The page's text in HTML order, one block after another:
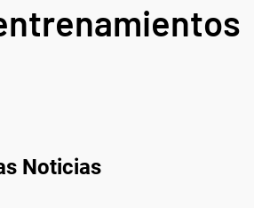
Noticias